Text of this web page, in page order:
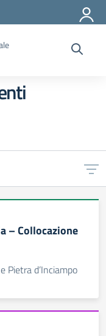
– Collocazione
Pietra d’Inciampo